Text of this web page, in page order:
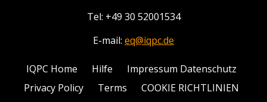
Tel: +49 30 52001534
E-mail: eq@iqpc.de
IQPC Home Hilfe
Impressum Datenschutz
Privacy Policy
Terms COOKIE RICHTLINIEN